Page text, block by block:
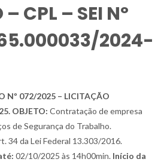
CPL – SEI Nº
2024-
Nº 072/2025 – LICITAÇÃO
OBJETO: Contratação de empresa
de Segurança do Trabalho.
34 da Lei Federal 13.303/2016.
02/10/2025 às 14h00min. Início da